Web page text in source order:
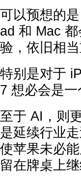
可以预想的
ad 和 Mac
验，依旧相当
特别是对于
7 想必会是一
至于 AI，则
是延续行业
使苹果未必
留在牌桌上继